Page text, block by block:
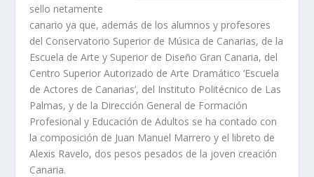
sello netamente
canario ya que, además de los alumnos y profesores
del Conservatorio Superior de Música de Canarias, de la
Escuela de Arte y Superior de Diseño Gran Canaria, del
Centro Superior Autorizado de Arte Dramático ‘Escuela
de Actores de Canarias’, del Instituto Politécnico de Las
Palmas, y de la Dirección General de Formación
Profesional y Educación de Adultos se ha contado con
la composición de Juan Manuel Marrero y el libreto de
Alexis Ravelo, dos pesos pesados de la joven creación
Canaria.